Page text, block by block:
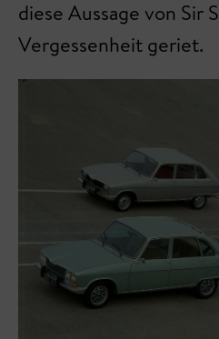
diese Aussage von Sir
Vergessenheit geriet.